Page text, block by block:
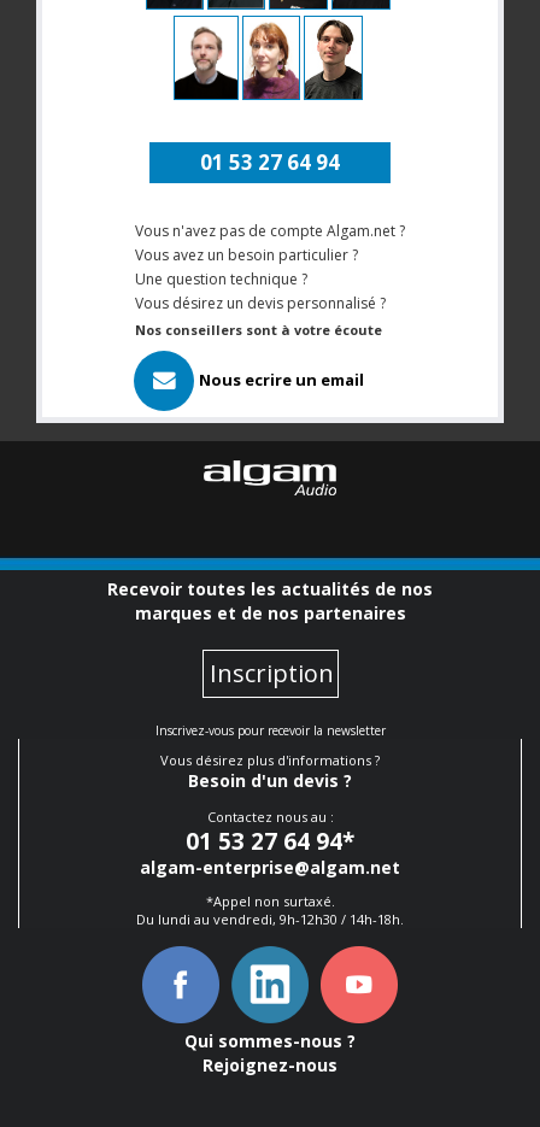
01 53 27 64 94
Vous n'avez pas de compte Algam.net ?
Vous avez un besoin particulier ?
Une question technique ?
Vous désirez un devis personnalisé ?
Nos conseillers sont à votre écoute
Nous ecrire un email
Recevoir toutes les actualités de nos
marques et de nos partenaires
Inscription
Inscrivez-vous pour recevoir la newsletter
Vous désirez plus d'informations ?
Besoin d'un devis ?
Contactez nous au :
01 53 27 64 94*
algam-enterprise@algam.net
*Appel non surtaxé.
Du lundi au vendredi, 9h-12h30 / 14h-18h.
Qui sommes-nous ?
Rejoignez-nous